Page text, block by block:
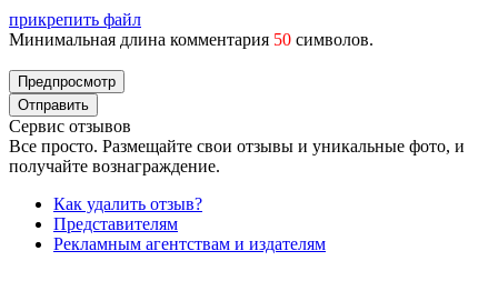
прикрепить файл
Минимальная длина комментария 50 символов.
Сервис отзывов
Все просто. Размещайте свои отзывы и уникальные фото, и
получайте вознаграждение.
Как удалить отзыв?
Представителям
Рекламным агентствам и издателям